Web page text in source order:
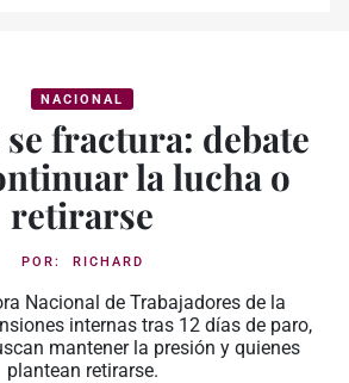
NACIONAL
se fractura: debate
la lucha o
retirarse
POR: RICHARD
Nacional de Trabajadores de la
internas tras 12 días de paro,
mantener la presión y quienes
plantean retirarse.